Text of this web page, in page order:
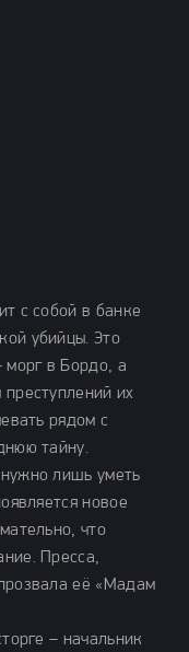
с собой в банке
убийцы. Это
морг в Бордо, а
их
рядом с
тайну.
лишь уметь
новое
что
Пресса,
её «Мадам
– начальник